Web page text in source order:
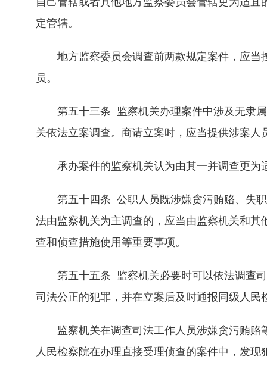
定管辖。
地方监察委员会调查前两款规定案件，应当
员。
第五十三条 监察机关办理案件中涉及无隶属
关依法立案调查。商请立案时，应当提供涉案
承办案件的监察机关认为由其一并调查更为
第五十四条 公职人员既涉嫌贪污贿赂、失职
法由监察机关为主调查的，应当由监察机关和
查和侦查措施使用等重要事项。
第五十五条 监察机关必要时可以依法调查司
司法公正的犯罪，并在立案后及时通报同级人民
监察机关在调查司法工作人员涉嫌贪污贿赂
人民检察院在办理直接受理侦查的案件中，发